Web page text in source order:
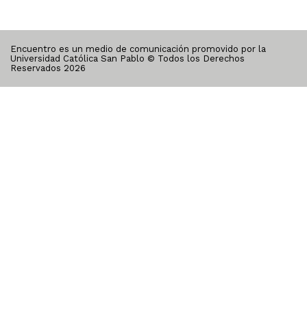
Encuentro es un medio de comunicación promovido por la
Universidad Católica San Pablo © Todos los Derechos
Reservados 2026